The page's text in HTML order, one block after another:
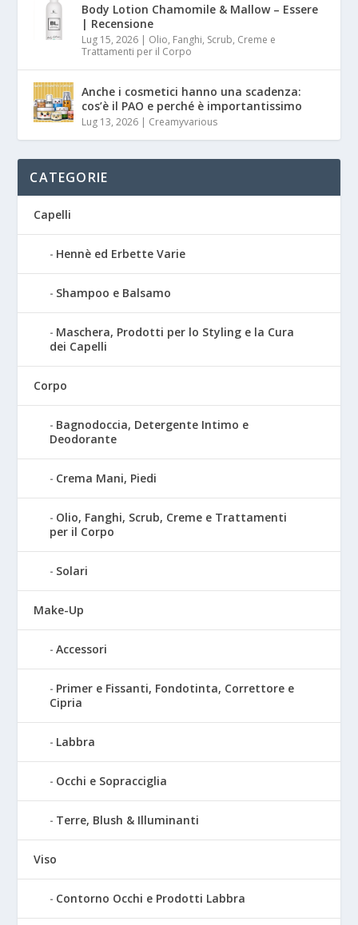
Body Lotion Chamomile & Mallow – Essere
| Recensione
Lug 15, 2026 | Olio, Fanghi, Scrub, Creme e
Trattamenti per il Corpo
Anche i cosmetici hanno una scadenza:
cos’è il PAO e perché è importantissimo
Lug 13, 2026 | Creamyvarious
CATEGORIE
Capelli
Hennè ed Erbette Varie
Shampoo e Balsamo
Maschera, Prodotti per lo Styling e la Cura
dei Capelli
Corpo
Bagnodoccia, Detergente Intimo e
Deodorante
Crema Mani, Piedi
Olio, Fanghi, Scrub, Creme e Trattamenti
per il Corpo
Solari
Make-Up
Accessori
Primer e Fissanti, Fondotinta, Correttore e
Cipria
Labbra
Occhi e Sopracciglia
Terre, Blush & Illuminanti
Viso
Contorno Occhi e Prodotti Labbra